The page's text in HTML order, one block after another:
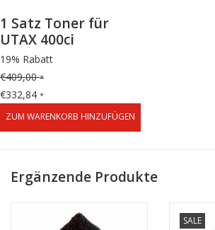
1 Satz Toner für
UTAX 400ci
19% Rabatt
€409,00*
€332,84 *
ZUM WARENKORB HINZUFÜGEN
Ergänzende Produkte
SALE